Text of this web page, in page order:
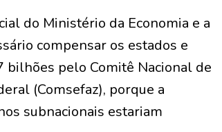
do Ministério da Economia e a
compensar os estados e
bilhões pelo Comitê Nacional de
(Comsefaz), porque a
subnacionais estariam